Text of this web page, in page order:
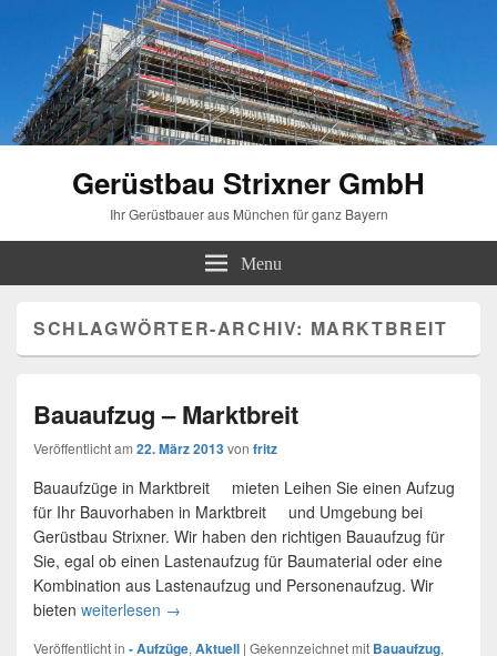
Gerüstbau Strixner GmbH
Ihr Gerüstbauer aus München für ganz Bayern
Menu
SCHLAGWÖRTER-ARCHIV: MARKTBREIT
Bauaufzug – Marktbreit
Veröffentlicht am 22. März 2013von fritz
Bauaufzüge in Marktbreit mieten Leihen Sie einen Aufzug
für Ihr Bauvorhaben in Marktbreit und Umgebung bei
Gerüstbau Strixner. Wir haben den richtigen Bauaufzug für
Sie, egal ob einen Lastenaufzug für Baumaterial oder eine
Kombination aus Lastenaufzug und Personenaufzug. Wir
bieten weiterlesen Bauaufzug – Marktbreit
→
Veröffentlicht in - Aufzüge, Aktuell | Gekennzeichnet mit Bauaufzug,